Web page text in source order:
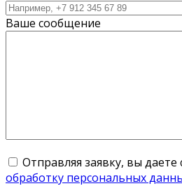
Ваше сообщение
Отправляя заявку, вы даете
обработку персональных